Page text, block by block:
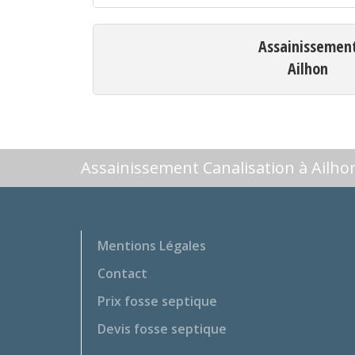
Ailhon
Assainissement Canalisation à
Mentions Légales
Contact
Prix fosse septique
Devis fosse septique